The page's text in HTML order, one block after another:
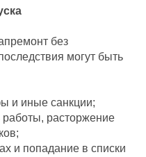
без
могут быть
и иные санкции;
работы, расторжение
и попадание в списки